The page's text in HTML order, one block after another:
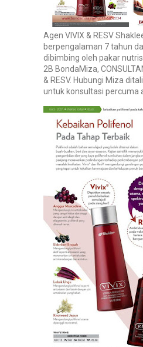
Agen VIVIX & RESV
berpengalaman 7 tahun
dibimbing oleh pakar
2B BondaMiza,
& RESV. Hubungi Miza
untuk konsultasi percuma